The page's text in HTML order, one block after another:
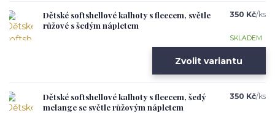
Dětské softshellové kalhoty s fleecem, světle
růžové s šedým nápletem
350 Kč/ks
SKLADEM
Zvolit variantu
Dětské softshellové kalhoty s fleecem, šedý
melange se světle růžovým nápletem
350 Kč/ks